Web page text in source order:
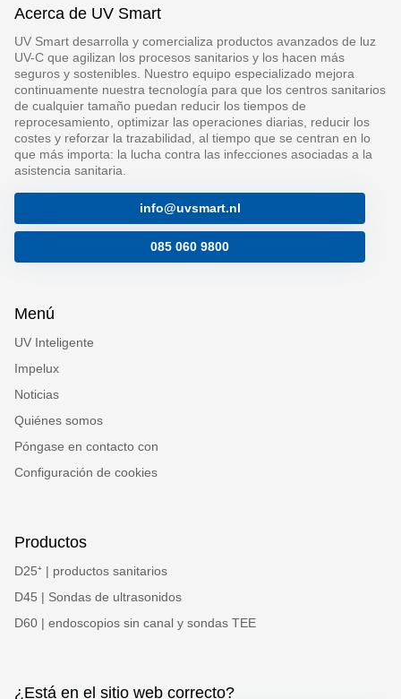
Acerca de UV Smart
UV Smart desarrolla y comercializa productos avanzados de luz
UV-C que agilizan los procesos sanitarios y los hacen más
seguros y sostenibles. Nuestro equipo especializado mejora
continuamente nuestra tecnología para que los centros sanitarios
de cualquier tamaño puedan reducir los tiempos de
reprocesamiento, optimizar las operaciones diarias, reducir los
costes y reforzar la trazabilidad, al tiempo que se centran en lo
que más importa: la lucha contra las infecciones asociadas a la
asistencia sanitaria.
info@uvsmart.nl
085 060 9800
Menú
UV Inteligente
Impelux
Noticias
Quiénes somos
Póngase en contacto con
Configuración de cookies
Productos
D25⁺ | productos sanitarios
D45 | Sondas de ultrasonidos
D60 | endoscopios sin canal y sondas TEE
¿Está en el sitio web correcto?